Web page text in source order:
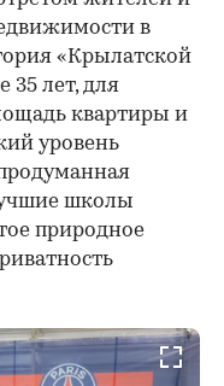
в
«Крылатской
35 лет, для
квартиры и
уровень
школы
природное